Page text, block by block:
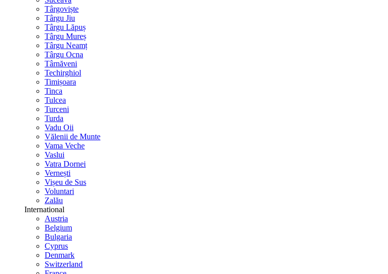
Târgoviște
Târgu Jiu
Târgu Lăpuș
Târgu Mureș
Târgu Neamț
Târgu Ocna
Târnăveni
Techirghiol
Timișoara
Tinca
Tulcea
Turceni
Turda
Vadu Oii
Vălenii de Munte
Vama Veche
Vaslui
Vatra Dornei
Vernești
Vișeu de Sus
Voluntari
Zalău
International
Austria
Belgium
Bulgaria
Cyprus
Denmark
Switzerland